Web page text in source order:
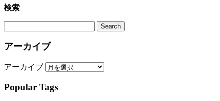
検索
アーカイブ
アーカイブ
Popular Tags